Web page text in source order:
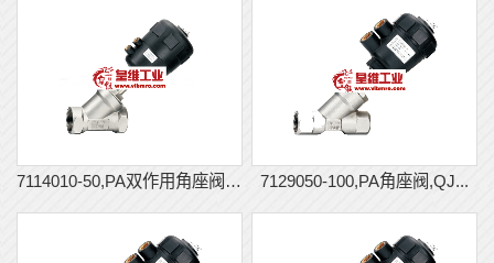
7114010-50,PA双作用角座阀,... 7129050-100,PA角座阀,QJ...